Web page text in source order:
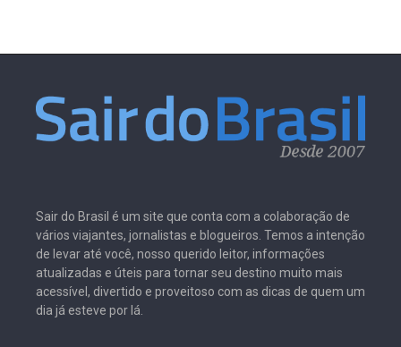
Sair do Brasil é um site que conta com a colaboração de
vários viajantes, jornalistas e blogueiros. Temos a intenção
de levar até você, nosso querido leitor, informações
atualizadas e úteis para tornar seu destino muito mais
acessível, divertido e proveitoso com as dicas de quem um
dia já esteve por lá.